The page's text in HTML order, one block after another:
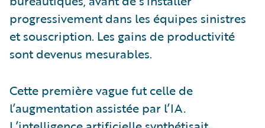
progressivement dans les équipes sinistres
et souscription. Les gains de productivité
sont devenus mesurables.
Cette première vague fut celle de
l’augmentation assistée par l’IA.